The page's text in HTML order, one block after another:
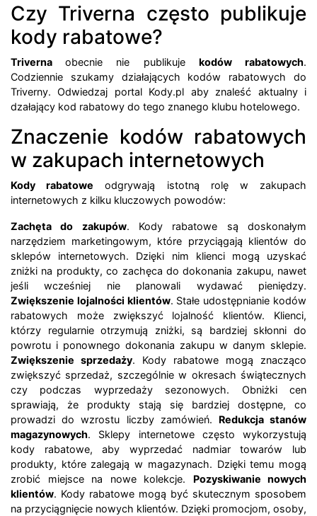
Czy Triverna często publikuje
kody rabatowe?
Trivernaobecnie nie publikuje kodów rabatowych.
Codziennie szukamy działających kodów rabatowych do
Triverny. Odwiedzaj portal Kody.pl aby znaleść aktualny i
dzałający kod rabatowy do tego znanego klubu hotelowego.
Znaczenie kodów rabatowych
w zakupach internetowych
Kody rabatowe odgrywają istotną rolę w zakupach
internetowych z kilku kluczowych powodów:
Zachęta do zakupów. Kody rabatowe są doskonałym
narzędziem marketingowym, które przyciągają klientów do
sklepów internetowych. Dzięki nim klienci mogą uzyskać
zniżki na produkty, co zachęca do dokonania zakupu, nawet
jeśli wcześniej nie planowali wydawać pieniędzy.
Zwiększenie lojalności klientów. Stałe udostępnianie kodów
rabatowych może zwiększyć lojalność klientów. Klienci,
którzy regularnie otrzymują zniżki, są bardziej skłonni do
powrotu i ponownego dokonania zakupu w danym sklepie.
Zwiększenie sprzedaży. Kody rabatowe mogą znacząco
zwiększyć sprzedaż, szczególnie w okresach świątecznych
czy podczas wyprzedaży sezonowych. Obniżki cen
sprawiają, że produkty stają się bardziej dostępne, co
prowadzi do wzrostu liczby zamówień. Redukcja stanów
magazynowych. Sklepy internetowe często wykorzystują
kody rabatowe, aby wyprzedać nadmiar towarów lub
produkty, które zalegają w magazynach. Dzięki temu mogą
zrobić miejsce na nowe kolekcje. Pozyskiwanie nowych
klientów. Kody rabatowe mogą być skutecznym sposobem
na przyciągnięcie nowych klientów. Dzięki promocjom, osoby,